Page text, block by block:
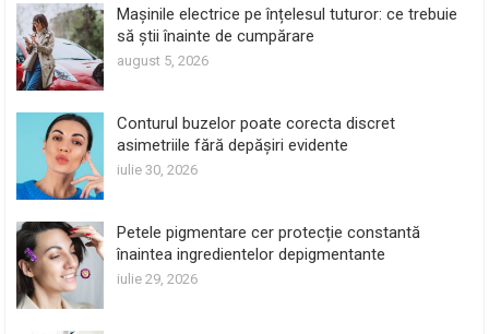
Mașinile electrice pe înțelesul tuturor: ce trebuie
să știi înainte de cumpărare
august 5, 2026
Conturul buzelor poate corecta discret
asimetriile fără depășiri evidente
iulie 30, 2026
Petele pigmentare cer protecție constantă
înaintea ingredientelor depigmentante
iulie 29, 2026